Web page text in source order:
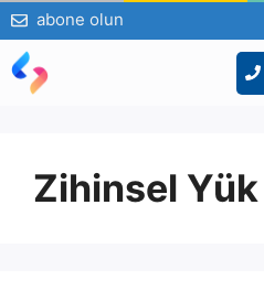
abone olun
İçeriğe
atla
Zihinsel Yük